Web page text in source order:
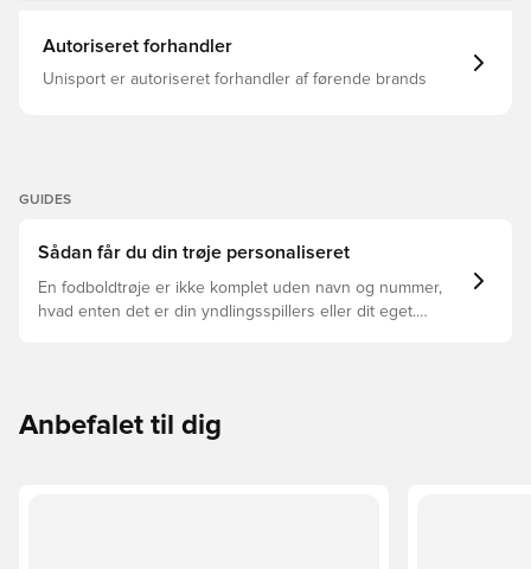
Autoriseret forhandler
Unisport er autoriseret forhandler af førende brands
GUIDES
Sådan får du din trøje personaliseret
En fodboldtrøje er ikke komplet uden navn og nummer,
hvad enten det er din yndlingsspillers eller dit eget.
Anbefalet til dig